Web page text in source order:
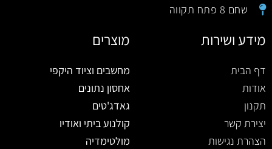
שחם 8 פתח תקווה
מידע ושירות
דף הבית
אודות
תקנון
יצירת קשר
הצהרת נגישות
מוצרים
מחשבים וציוד היקפי
אחסון נתונים
גאדג'טים
קולנוע ביתי ואודיו
מולטימדיה